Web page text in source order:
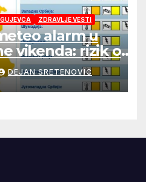
ZDRAVLJE VESTI
alarm u
vikenda: rizik od
požara na
veoma visok
DEJAN SRETENOVIC